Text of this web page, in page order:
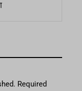
Required